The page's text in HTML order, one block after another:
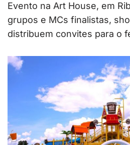
Evento na Art House, em
grupos e MCs finalistas,
distribuem convites para o